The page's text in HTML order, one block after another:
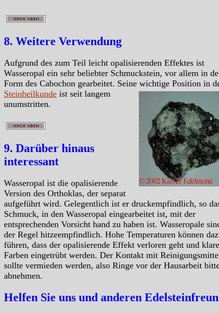
8. Weitere Verwendung
Aufgrund des zum Teil leicht opalisierenden Effektes ist
Wasseropal ein sehr beliebter Schmuckstein, vor allem in
Form des Cabochon gearbeitet. Seine wichtige Position in
Steinheilkunde ist seit langem
unumstritten.
9. Darüber hinaus
interessant
Wasseropal ist die opalisierende
Version des Orthoklas, der separat
aufgeführt wird. Gelegentlich ist er druckempfindlich, so
Schmuck, in den Wasseropal eingearbeitet ist, mit der
entsprechenden Vorsicht hand zu haben ist. Wasseropale
der Regel hitzeempfindlich. Hohe Temperaturen können
führen, dass der opalisierende Effekt verloren geht und klare
Farben eingetrübt werden. Der Kontakt mit
sollte vermieden werden, also Ringe vor der Hausarbeit
abnehmen.
Helfen Sie uns und anderen